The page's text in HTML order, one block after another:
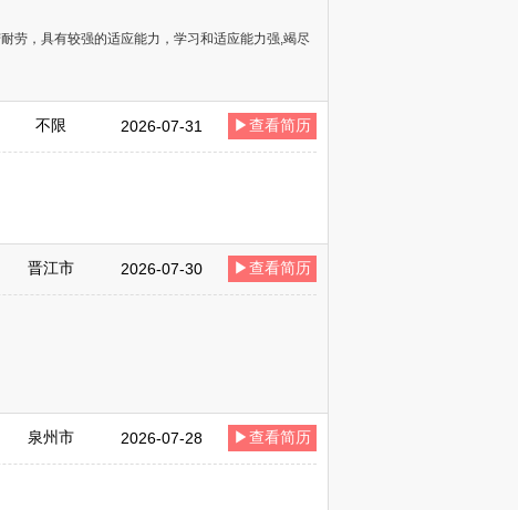
劳，具有较强的适应能力，学习和适应能力强,竭尽
不限 2026-07-31 ▶查看简历
晋江市 2026-07-30 ▶查看简历
泉州市 2026-07-28 ▶查看简历